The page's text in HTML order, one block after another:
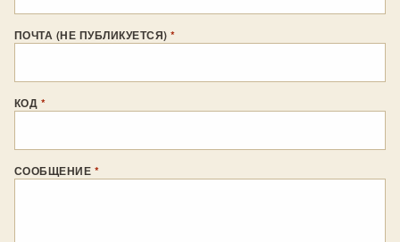
ПОЧТА (НЕ ПУБЛИКУЕТСЯ)*
КОД *
СООБЩЕНИЕ *